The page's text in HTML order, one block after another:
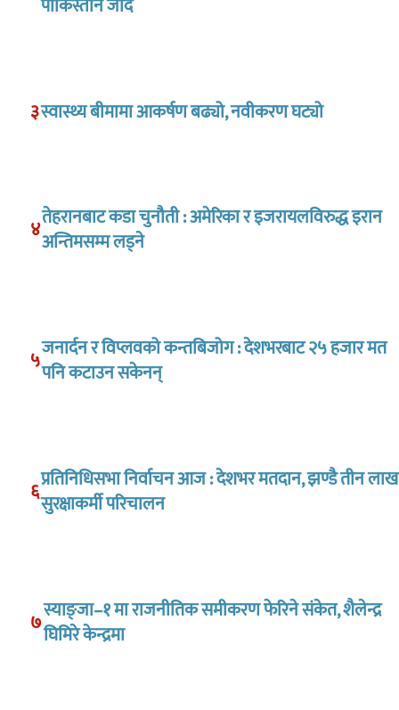
३स्वास्थ्य बीमामा आकर्षण बढ्यो, नवीकरण घट्यो
४तेहरानबाट कडा चुनौती : अमेरिका र इजरायलविरुद्ध इरान
अन्तिमसम्म लड्ने
५जनार्दन र विप्लवको कन्तबिजोग : देशभरबाट २५ हजार मत
पनि कटाउन सकेनन्
६प्रतिनिधिसभा निर्वाचन आज : देशभर मतदान, झण्डै तीन लाख
सुरक्षाकर्मी परिचालन
७स्याङ्जा–१ मा राजनीतिक समीकरण फेरिने संकेत, शैलेन्द्र
घिमिरे केन्द्रमा